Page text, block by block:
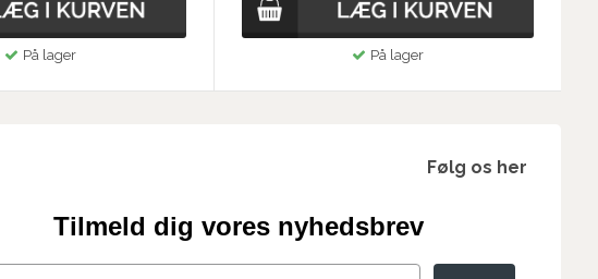
På lager På lager
Følg os her
Tilmeld dig vores nyhedsbrev